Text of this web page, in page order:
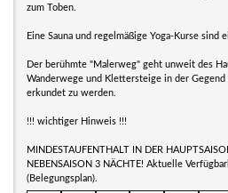
zum Toben.
Eine Sauna und regelmäßige Yoga-Kurse sind
Der berühmte "Malerweg" geht unweit des
Wanderwege und Klettersteige in der
erkundet zu werden.
!!! wichtiger Hinweis !!!
MINDESTAUFENTHALT IN DER
NEBENSAISON 3 NÄCHTE! Aktuelle
(Belegungsplan).